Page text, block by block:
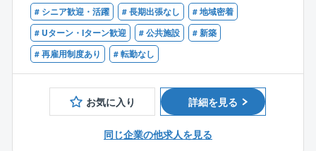
＜具体的な業務内容＞
■公共工事受注関連事務
現場での打ち合わせから工事の着手、竣工、
資材の調達業者への発注、手配など、工程の管理
住宅から不動産まで、お客様に「住まいに関するお困
# シニア歓迎・活躍 # 長期出張なし
# 地域密着
# Uターン・Iターン歓迎
# 公共施設
# 新築
# 再雇用制度あり
# 転勤なし
お気に入り 詳細を見る
同じ企業の他求人を見る